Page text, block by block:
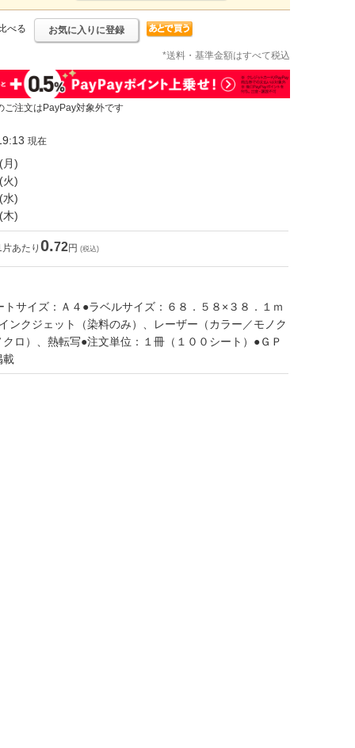
べる お気に入りに登録
*送料・基準金額はすべて税込
注文はPayPay対象外です
現在
(月)
(火)
(水)
(木)
片あたり 0.72円 (税込)
サイズ：Ａ４●ラベルサイズ：６８．５８×３８．１ｍ
ンクジェット（染料のみ）、レーザー（カラー／モノク
ロ）、熱転写●注文単位：１冊（１００シート）●ＧＰ
載